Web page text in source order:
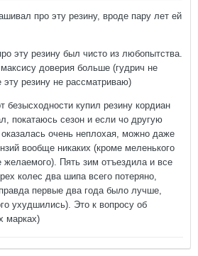
про эту резину, вроде пару лет ей
эту резину был чисто из любопытства.
доверия больше (гудрич не
резину не рассматриваю)
безысходности купил резину кордиан
покатаюсь сезон и если чо другую
оказалась очень неплохая, можно даже
вообще никаких (кроме меленького
Пять зим отъездила и все
колес два шипа всего потеряно,
первые два года было лучше,
ухудшились). Это к вопросу об
марках)